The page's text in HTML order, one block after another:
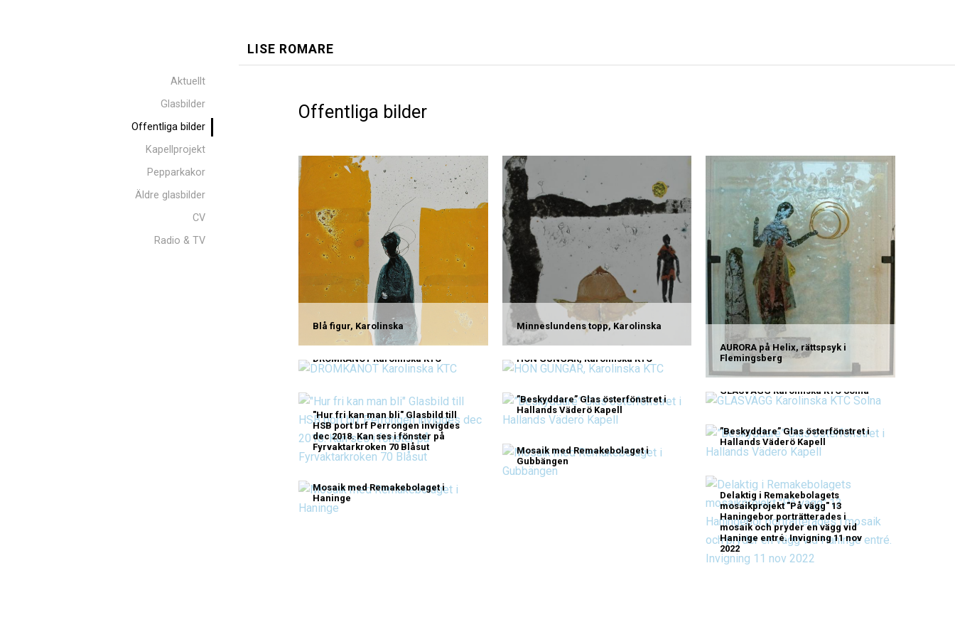
Aktuellt
Glasbilder
Offentliga bilder
Kapellprojekt
Pepparkakor
Äldre glasbilder
CV
Radio & TV
LISE ROMARE
Offentliga bilder
Blå figur, Karolinska Minneslundens topp, Karolinska
AURORA på Helix, rättspsyk i
Flemingsberg
DRÖMKANOT Karolinska KTC HON GUNGAR, Karolinska KTC
GLASVÄGG Karolinska KTC Solna
"Hur fri kan man bli" Glasbild till
HSB port brf Perrongen invigdes
dec 2018. Kan ses i fönster på
Fyrvaktarkroken 70 Blåsut
”Beskyddare” Glas österfönstret i
Hallands Väderö Kapell
”Beskyddare” Glas österfönstret i
Hallands Väderö Kapell
Mosaik med Remakebolaget i
Gubbängen
Delaktig i Remakebolagets
mosaikprojekt "På vägg" 13
Haningebor porträtterades i
mosaik och pryder en vägg vid
Haninge entré. Invigning 11 nov
2022
Mosaik med Remakebolaget i
Haninge